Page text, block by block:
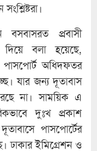
প্রবাসী
দিয়ে বলা হয়েছে,
পাসপোর্ট অধিদফতর
যার জন্য দূতাবাস
না। সাময়িক এ
দুঃখ প্রকাশ
পাসপোর্টের
ঢাকার ইমিগ্রেশন ও